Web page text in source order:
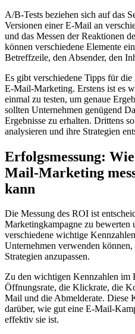
A/B-Tests beziehen sich auf das
Versionen einer E-Mail an
und das Messen der Reaktionen
können verschiedene Elemente
Betreffzeile, den Absender, den
Es gibt verschiedene Tipps für
E-Mail-Marketing. Erstens ist es
einmal zu testen, um genaue
sollten Unternehmen genügend
Ergebnisse zu erhalten. Drittens
analysieren und ihre Strategien
Erfolgsmessung:
Mail-Marketing
kann
Die Messung des ROI ist
Marketingkampagne zu bewerten
verschiedene wichtige
Unternehmen verwenden
Strategien anzupassen.
Zu den wichtigen Kennzahlen im
Öffnungsrate, die Klickrate, die
Mail und die Abmelderate. Diese
darüber, wie gut eine E-Mail-
effektiv sie ist.